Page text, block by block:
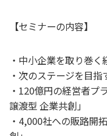
【セミナーの内容】
・中小企業を取り巻く
・次のステージを目指
・120億円の経営者プ
譲渡型 企業共創」
・4,000社への販路開